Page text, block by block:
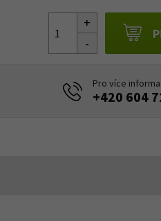
Pro více
+420 604